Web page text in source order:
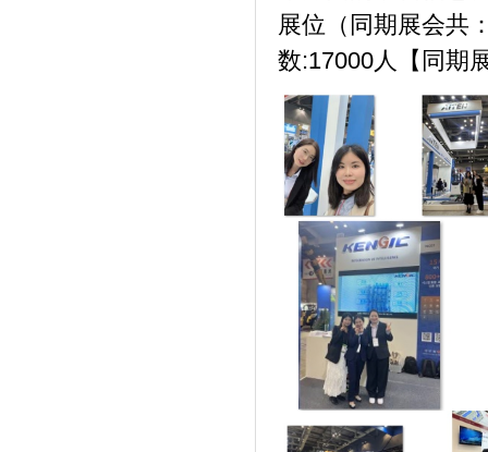
展位（同期展会共
数:17000人【同期